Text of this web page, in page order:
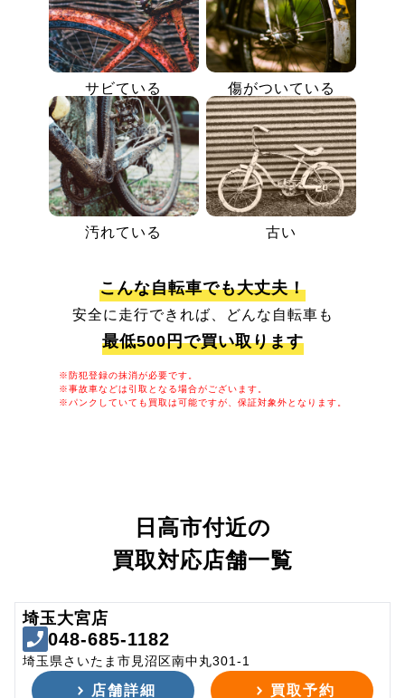
サビている 傷がついている
汚れている 古い
こんな自転車でも大丈夫！
安全に走行できれば、どんな自転車も
最低500円で買い取ります
※防犯登録の抹消が必要です。
※事故車などは引取となる場合がございます。
※パンクしていても買取は可能ですが、保証対象外となります。
日高市付近の
買取対応店舗一覧
埼玉大宮店
048-685-1182
埼玉県さいたま市見沼区南中丸301-1
店舗詳細 買取予約